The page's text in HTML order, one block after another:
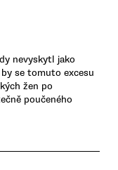
nevyskytl jako
se tomuto excesu
žen po
poučeného